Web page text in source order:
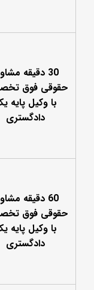
30 دقیقه
حقوقی فوق
با وکیل پایه
دادگستری
60 دقیقه
حقوقی فوق
با وکیل پایه
دادگستری